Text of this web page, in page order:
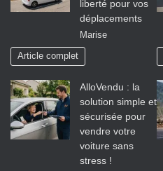
liberté pour vos
déplacements
Marise
Article complet
AlloVendu : la
solution simple et
sécurisée pour
vendre votre
voiture sans
stress !